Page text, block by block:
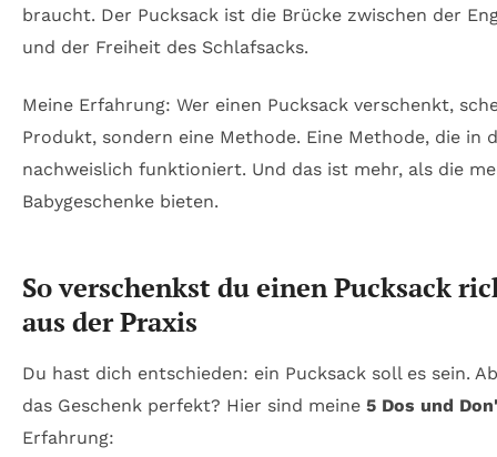
braucht. Der Pucksack ist die Brücke zwischen der
und der Freiheit des Schlafsacks.
Meine Erfahrung: Wer einen Pucksack verschenkt,
Produkt, sondern eine Methode. Eine Methode, die in
nachweislich funktioniert. Und das ist mehr, als die
Babygeschenke bieten.
So verschenkst du einen Pucksack
aus der Praxis
Du hast dich entschieden: ein Pucksack soll es sein.
das Geschenk perfekt? Hier sind meine 5 Dos und
Erfahrung: